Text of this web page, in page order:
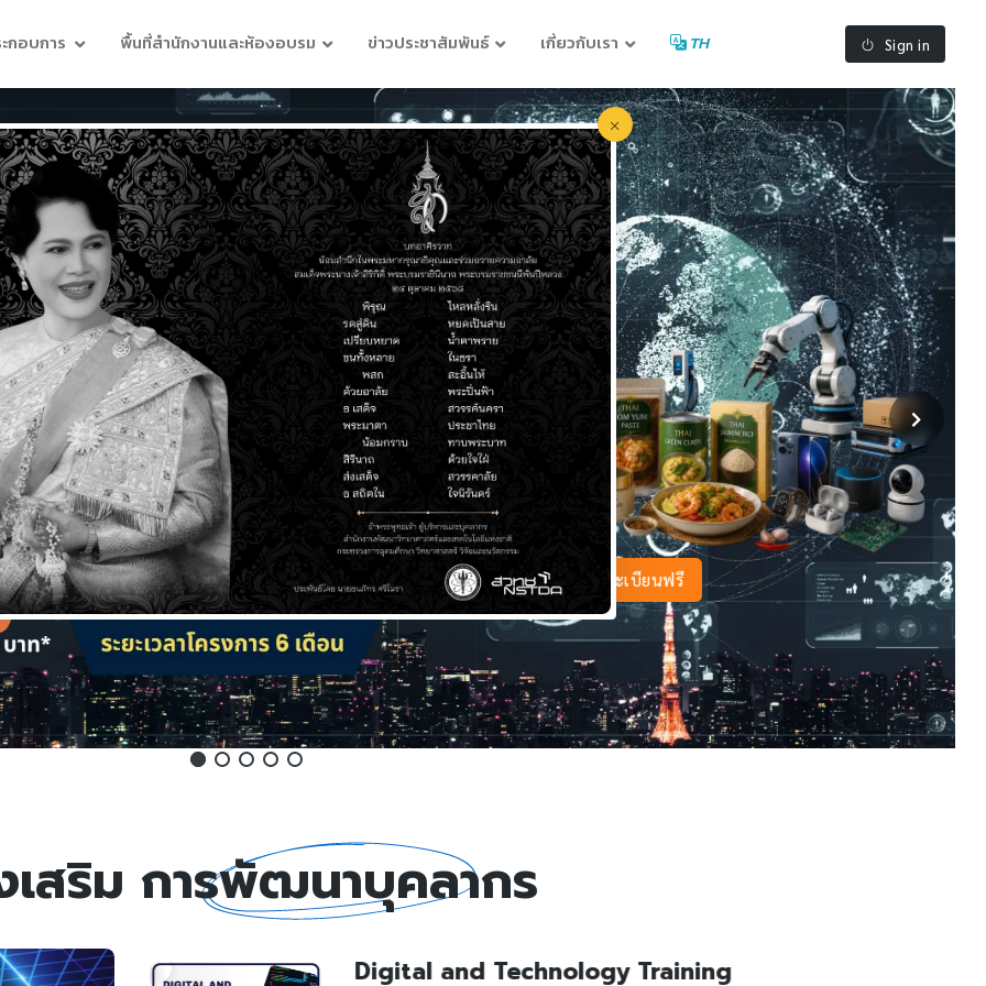
กอบการ พื้นที่สำนักงานและห้องอบรม ข่าวประชาสัมพันธ์ เกี่ยวกับเรา TH Sign in
ภาพ (NQI)
คลิกเลย - ลงทะเบียนฟรี
CIO หลักสูตรออกแ
ยกระดับมุมมอง เชิงกลยุทธ์สำห
Enterprise Risk, AI
📅 รวมทั้งหมด 8 วั
รายละเอียเพิ่มเติม
สอบถามข้อมูลเพิ่มเติม คุณทรงศิ
สริม การพัฒนาบุคลากร
Digital and Technology Training